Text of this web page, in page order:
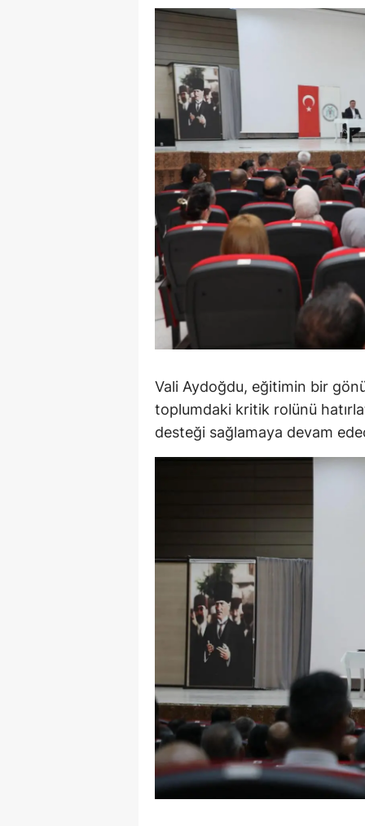
Vali Aydoğdu, eğitimin bir
toplumdaki kritik rolünü
desteği sağlamaya devam